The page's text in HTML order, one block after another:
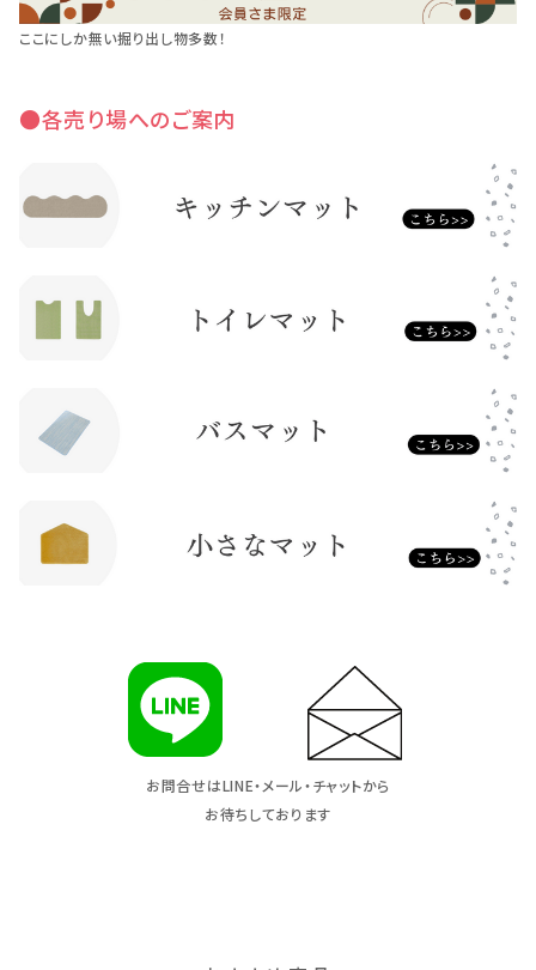
ここにしか無い掘り出し物多数！
●各売り場へのご案内
お問合せはLINE・メール・チャットから
お待ちしております